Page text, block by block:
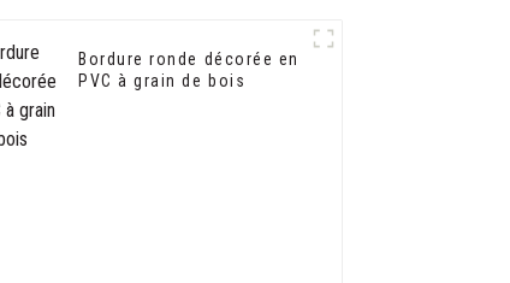
Bordure ronde décorée en
PVC à grain de bois